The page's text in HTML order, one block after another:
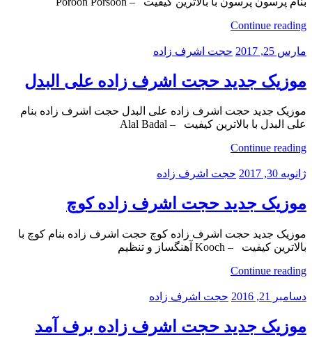
Continue reading
مارس 25, 2017 حجت اشرف زاده
موزیک جدید حجت اشرف زاده علی البدل
موزیک جدید حجت اشرف زاده علی البدل حجت اشرف زاده بنام
علی البدل با بالاترین کیفیت – Alal Badal
Continue reading
ژانویه 30, 2017 حجت اشرف زاده
موزیک جدید حجت اشرف زاده کوچ
موزیک جدید حجت اشرف زاده کوچ حجت اشرف زاده بنام کوچ با
بالاترین کیفیت – Kooch آهنگساز و تنظیم
Continue reading
دسامبر 21, 2016 حجت اشرف زاده
موزیک جدید حجت اشرف زاده برف آمد